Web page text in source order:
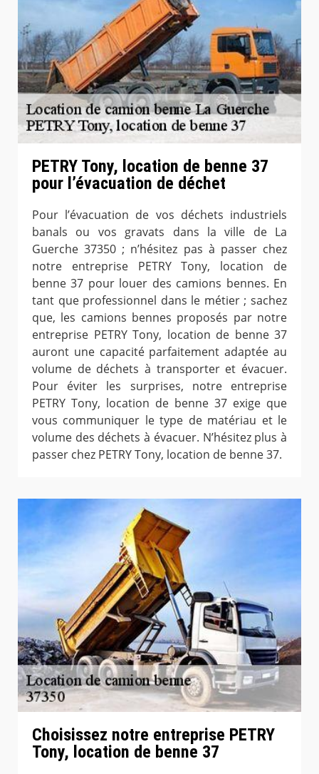
PETRY Tony, location de benne 37
pour l’évacuation de déchet
Pour l’évacuation de vos déchets industriels
banals ou vos gravats dans la ville de La
Guerche 37350 ; n’hésitez pas à passer chez
notre entreprise PETRY Tony, location de
benne 37 pour louer des camions bennes. En
tant que professionnel dans le métier ; sachez
que, les camions bennes proposés par notre
entreprise PETRY Tony, location de benne 37
auront une capacité parfaitement adaptée au
volume de déchets à transporter et évacuer.
Pour éviter les surprises, notre entreprise
PETRY Tony, location de benne 37 exige que
vous communiquer le type de matériau et le
volume des déchets à évacuer. N’hésitez plus à
passer chez PETRY Tony, location de benne 37.
Choisissez notre entreprise PETRY
Tony, location de benne 37